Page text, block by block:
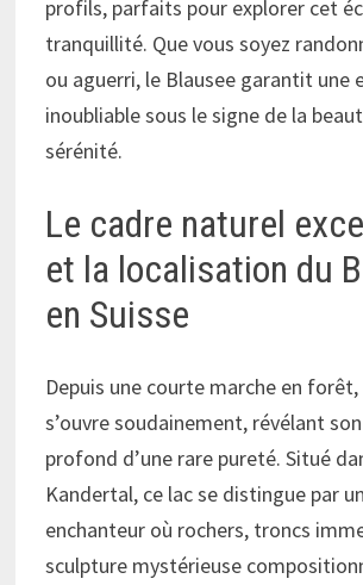
profils, parfaits pour explorer cet
tranquillité. Que vous soyez
ou aguerri, le Blausee garantit une
inoubliable sous le signe de la
sérénité.
Le cadre naturel
et la localisation du
en Suisse
Depuis une courte marche en forêt,
s’ouvre soudainement, révélant
profond d’une rare pureté. Situé
Kandertal, ce lac se distingue par
enchanteur où rochers, troncs
sculpture mystérieuse